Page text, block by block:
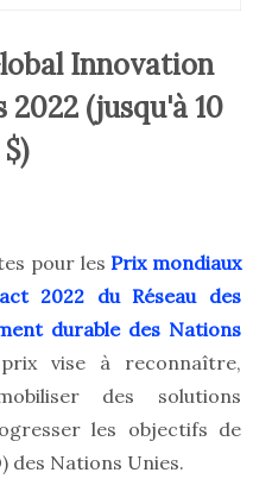
Innovation
(jusqu'à 10
pour lesPrix mondiaux
2022 du Réseau des
durable des Nations
vise à reconnaître,
des solutions
les objectifs de
des Nations Unies.